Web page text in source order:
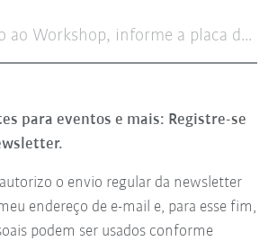
Se vier de carro ao Workshop, informe a placa do veículo
para eventos e mais: Registre-se
o envio regular da newsletter
endereço de e-mail e, para esse fim,
podem ser usados conforme